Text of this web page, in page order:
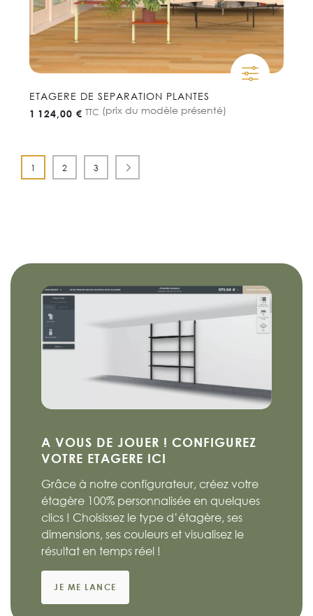
ETAGERE DE SEPARATION PLANTES
1 124,00 € TTC (prix du modèle présenté)
Vous lisez actuellement la page
1 Page
2 Page
3
A VOUS DE JOUER ! CONFIGUREZ
VOTRE ETAGERE ICI
Grâce à notre configurateur, créez votre
étagère 100% personnalisée en quelques
clics ! Choisissez le type d’étagère, ses
dimensions, ses couleurs et visualisez le
résultat en temps réel !
JE ME LANCE